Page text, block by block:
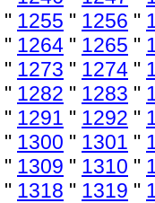
" 1255 " 1256 "
" 1264 " 1265 "
" 1273 " 1274 "
" 1282 " 1283 "
" 1291 " 1292 "
" 1300 " 1301 "
" 1309 " 1310 "
" 1318 " 1319 "